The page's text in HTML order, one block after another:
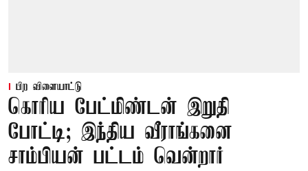
பிற விளையாட்டு
கொரிய பேட்மிண்டன் இறுதி
போட்டி; இந்திய வீராங்கனை
சாம்பியன் பட்டம் வென்றார்